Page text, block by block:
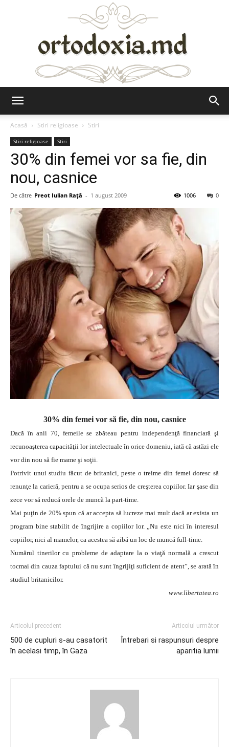
Acasă
Stiri religioase Stiri
Stiri religioase Stiri
30% din femei vor sa fie, din
nou, casnice
De către Preot Iulian Raţă - 1 august 2009 0
1006
30% din femei vor să fie, din nou, casnice
Dacă în anii 70, femeile se zbăteau pentru independenţă financiară şi
recunoaşterea capacităţii lor intelectuale în orice domeniu, iată că astăzi ele
vor din nou să fie mame şi soţii.
Potrivit unui studiu făcut de britanici, peste o treime din femei doresc să
renunţe la carieră, pentru a se ocupa serios de creşterea copiilor. Iar şase din
zece vor să reducă orele de muncă la part-time.
Mai puţin de 20% spun că ar accepta să lucreze mai mult dacă ar exista un
program bine stabilit de îngrijire a copiilor lor. „Nu este nici în interesul
copiilor, nici al mamelor, ca acestea să aibă un loc de muncă full-time.
Numărul tinerilor cu probleme de adaptare la o viaţă normală a crescut
tocmai din cauza faptului că nu sunt îngrijiţi suficient de atent”, se arată în
studiul britanicilor.
www.libertatea.ro
Articolul precedent
500 de cupluri s-au casatorit
în acelasi timp, în Gaza
Articolul următor
Întrebari si raspunsuri despre
aparitia lumii